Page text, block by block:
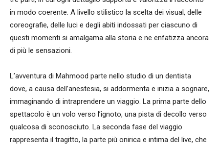
in modo coerente. A livello stilistico la scelta dei visual, delle
coreografie, delle luci e degli abiti indossati per ciascuno di
questi momenti si amalgama alla storia e ne enfatizza ancora
di più le sensazioni.
L’avventura di Mahmood parte nello studio di un dentista
dove, a causa dell’anestesia, si addormenta e inizia a sognare,
immaginando di intraprendere un viaggio. La prima parte dello
spettacolo è un volo verso l’ignoto, una pista di decollo verso
qualcosa di sconosciuto. La seconda fase del viaggio
rappresenta il tragitto, la parte più onirica e intima del live, che